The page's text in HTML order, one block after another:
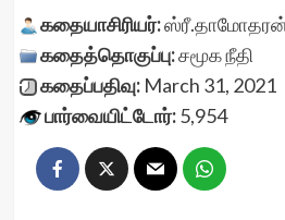
கதையாசிரியர்:
கதைத்தொகுப்பு:சமூக நீதி
கதைப்பதிவு:March 31, 2021
பார்வையிட்டோர்:5,954